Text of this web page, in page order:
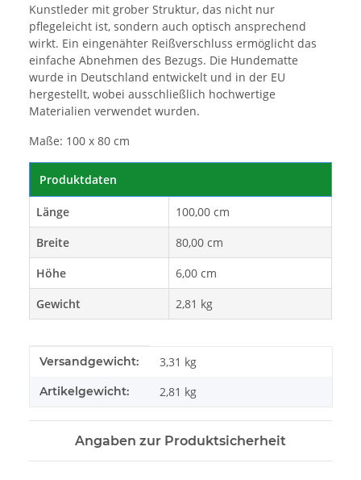
Kunstleder mit grober Struktur, das nicht nur
pflegeleicht ist, sondern auch optisch ansprechend
wirkt. Ein eingenähter Reißverschluss ermöglicht das
einfache Abnehmen des Bezugs. Die Hundematte
wurde in Deutschland entwickelt und in der EU
hergestellt, wobei ausschließlich hochwertige
Materialien verwendet wurden.
Maße: 100 x 80 cm
Produktdaten
Länge
100,00 cm
Breite
80,00 cm
Höhe
6,00 cm
Gewicht
2,81 kg
Produkteigenschaft
Wert
Versandgewicht: 3,31 kg
Artikelgewicht: 2,81 kg
Angaben zur Produktsicherheit